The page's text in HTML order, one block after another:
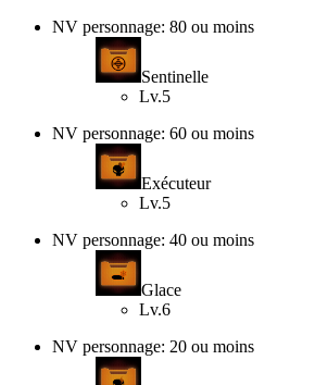
NV personnage: 80 ou moins
Sentinelle
Lv.5
NV personnage: 60 ou moins
Exécuteur
Lv.5
NV personnage: 40 ou moins
Glace
Lv.6
NV personnage: 20 ou moins